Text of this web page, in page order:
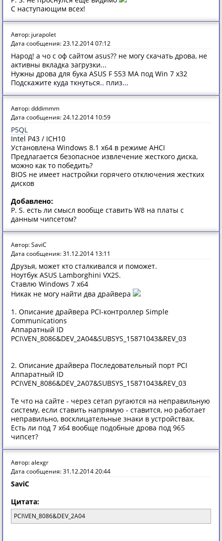
С наступающим всех!
Автор: jurapolet
Дата сообщения: 23.12.2014 07:12
Народ! а чо с оф сайтом asus?? не могу скачать дрова, не
активны вкладка загрузки...
Нужны дрова для бука ASUS F 553 MA под Win 7 х32
Подскажите куда ткнуться.. плиз...
Автор: dddimmm
Дата сообщения: 24.12.2014 10:59
P5QL
Intel P43 / ICH10
Установлена Windows 8.1 x64 в режиме AHCI
Предлагается безопасное извлечение жесткого диска,
можно как то победить?
BIOS не имеет настройки горячего отключения жестких
дисков
Добавлено:
P. S. есть ли смысл вообще ставить W8 на платы с
данным чипсетом?
Автор: SaviC
Дата сообщения: 31.12.2014 13:11
Друзья, может кто сталкивался и поможет.
Ноутбук ASUS Lamborghini VX2S.
Ставлю Windows 7 x64
Никак не могу найти два драйвера
1. Описание драйвера PCI-контроллер Simple
Communications
Аппаратный ID
PCI\VEN_8086&DEV_2A04&SUBSYS_15871043&REV_03
2. Описание драйвера Последовательный порт PCI
Аппаратный ID
PCI\VEN_8086&DEV_2A07&SUBSYS_15871043&REV_03
Те что на сайте - через сетап ругаются на неправильную
систему, если ставить напрямую - ставится, но работает
неправильно, восклицательные знаки в устройствах.
Есть ли под 7 х64 вообще подобные дрова под 965
чипсет?
Автор: alexgr
Дата сообщения: 31.12.2014 20:44
SaviC
Цитата:
PCI\VEN_8086&DEV_2A04